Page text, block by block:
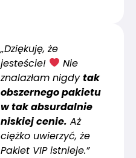
„Dziękuję, że
jesteście!
Nie
znalazłam nigdytak
obszernego pakietu
w tak absurdalnie
niskiej cenie. Aż
ciężko uwierzyć, że
Pakiet VIP istnieje.”